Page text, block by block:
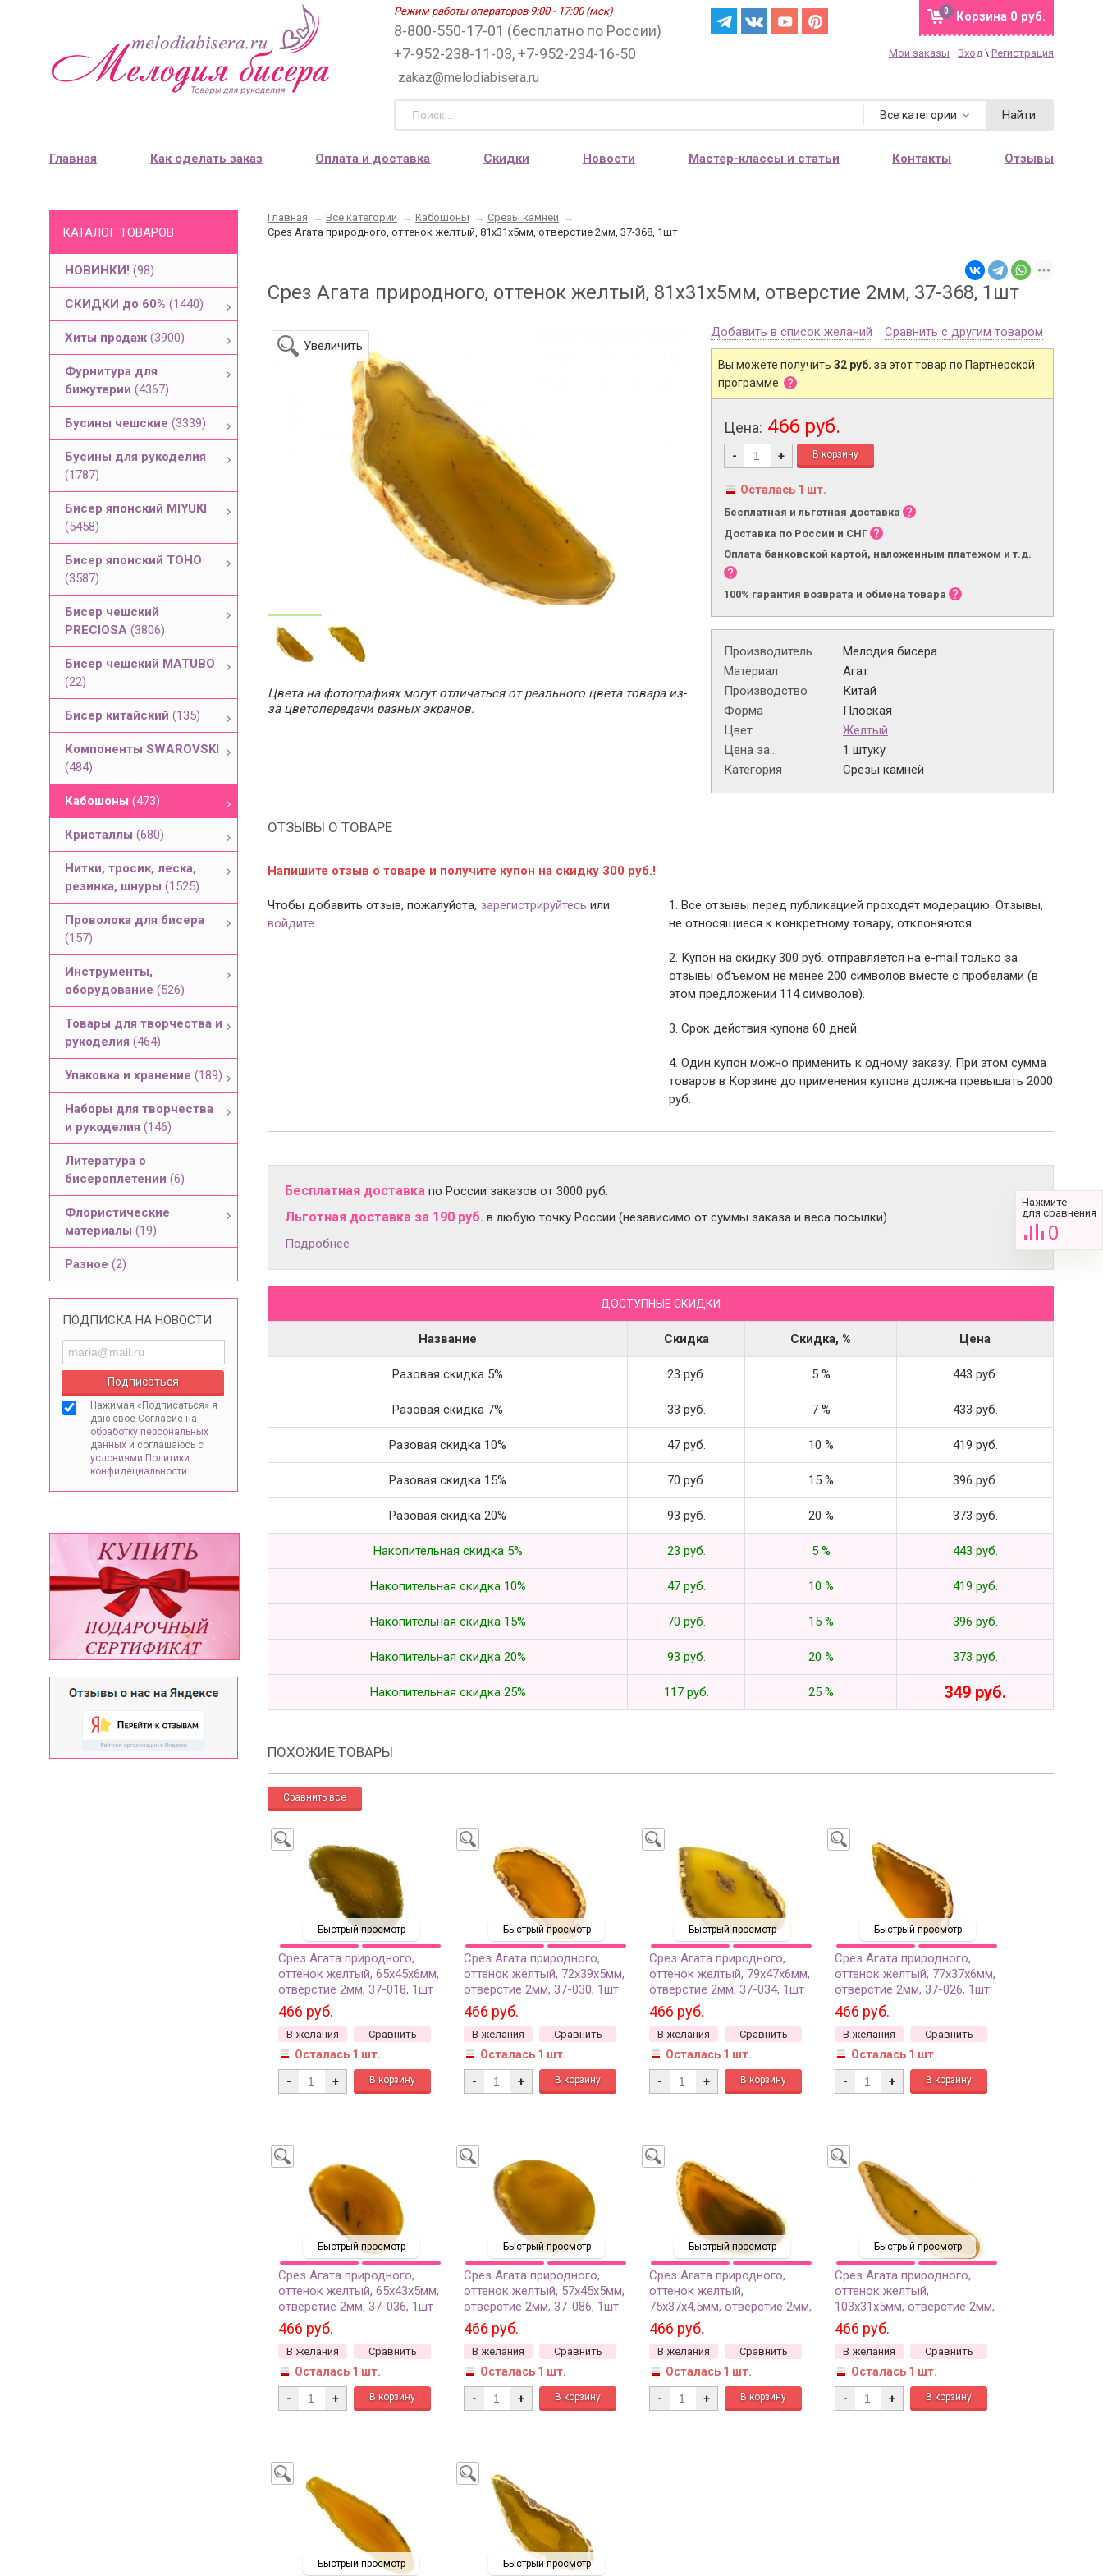
Режим работы операторов 9:00 - 17:00 (мск)
8-800-550-17-01 (бесплатно по России)
+7-952-238-11-03, +7-952-234-16-50
zakaz@melodiabisera.ru
Корзина 0 руб.
0
Мои заказы Вход \ Регистрация
Все категории Найти
Главная Как сделать заказ Оплата и доставка Скидки Новости Мастер-классы и статьи Контакты Отзывы
КАТАЛОГ ТОВАРОВ
НОВИНКИ! (98)
СКИДКИ до 60% (1440)
Хиты продаж (3900)
Фурнитура для
бижутерии (4367)
Бусины чешские (3339)
Бусины для рукоделия
(1787)
Бисер японский MIYUKI
(5458)
Бисер японский TOHO
(3587)
Бисер чешский
PRECIOSA (3806)
Бисер чешский MATUBO
(22)
Бисер китайский (135)
Компоненты SWAROVSKI
(484)
Кабошоны (473)
Кристаллы (680)
Нитки, тросик, леска,
резинка, шнуры (1525)
Проволока для бисера
(157)
Инструменты,
оборудование (526)
Товары для творчества и
рукоделия (464)
Упаковка и хранение (189)
Наборы для творчества
и рукоделия (146)
Литература о
бисероплетении (6)
Флористические
материалы (19)
Разное (2)
ПОДПИСКА НА НОВОСТИ
Нажимая «Подписаться» я
даю свое Согласие на
обработку персональных
данных и соглашаюсь с
условиями Политики
конфидециальности
Главная → Все категории → Кабошоны → Срезы камней
→
Срез Агата природного, оттенок желтый, 81х31х5мм, отверстие 2мм, 37-368, 1шт
Срез Агата природного, оттенок желтый, 81х31х5мм, отверстие 2мм, 37-368, 1шт
Увеличить
Цвета на фотографиях могут отличаться от реального цвета товара из-
за цветопередачи разных экранов.
Добавить в список желаний Сравнить с другим товаром
Вы можете получить 32 руб. за этот товар по Партнерской
программе.
Цена: 466 руб.
- +
Осталась 1 шт.
Бесплатная и льготная доставка
Доставка по России и СНГ
Оплата банковской картой, наложенным платежом и т.д.
100% гарантия возврата и обмена товара
Производитель
Мелодия бисера
Материал
Агат
Производство
Китай
Форма
Плоская
Цвет
Желтый
Цена за...
1 штуку
Категория
Срезы камней
ОТЗЫВЫ О ТОВАРЕ
Напишите отзыв о товаре и получите купон на скидку 300 руб.!
Чтобы добавить отзыв, пожалуйста, зарегистрируйтесь или
войдите
1. Все отзывы перед публикацией проходят модерацию. Отзывы,
не относящиеся к конкретному товару, отклоняются.
2. Купон на скидку 300 руб. отправляется на e-mail только за
отзывы объемом не менее 200 символов вместе с пробелами (в
этом предложении 114 символов).
3. Срок действия купона 60 дней.
4. Один купон можно применить к одному заказу. При этом сумма
товаров в Корзине до применения купона должна превышать 2000
руб.
Бесплатная доставка по России заказов от 3000 руб.
Льготная доставка за 190 руб. в любую точку России (независимо от суммы заказа и веса посылки).
Подробнее
ДОСТУПНЫЕ СКИДКИ
Название Скидка Скидка, % Цена
Разовая скидка 5% 23 руб. 5 % 443 руб.
Разовая скидка 7% 33 руб. 7 % 433 руб.
Разовая скидка 10% 47 руб. 10 % 419 руб.
Разовая скидка 15% 70 руб. 15 % 396 руб.
Разовая скидка 20% 93 руб. 20 % 373 руб.
Накопительная скидка 5% 23 руб. 5 % 443 руб.
Накопительная скидка 10% 47 руб. 10 % 419 руб.
Накопительная скидка 15% 70 руб. 15 % 396 руб.
Накопительная скидка 20% 93 руб. 20 % 373 руб.
Накопительная скидка 25% 117 руб. 25 % 349 руб.
ПОХОЖИЕ ТОВАРЫ
Быстрый просмотр
Срез Агата природного,
оттенок желтый, 65х45х6мм,
отверстие 2мм, 37-018, 1шт
466 руб.
В желания Сравнить
Осталась 1 шт.
- +
Быстрый просмотр
Срез Агата природного,
оттенок желтый, 72х39х5мм,
отверстие 2мм, 37-030, 1шт
466 руб.
В желания Сравнить
Осталась 1 шт.
- +
Быстрый просмотр
Срез Агата природного,
оттенок желтый, 79х47х6мм,
отверстие 2мм, 37-034, 1шт
466 руб.
В желания Сравнить
Осталась 1 шт.
- +
Быстрый просмотр
Срез Агата природного,
оттенок желтый, 77х37х6мм,
отверстие 2мм, 37-026, 1шт
466 руб.
В желания Сравнить
Осталась 1 шт.
- +
Быстрый просмотр
Срез Агата природного,
оттенок желтый, 65х43х5мм,
отверстие 2мм, 37-036, 1шт
466 руб.
В желания Сравнить
Осталась 1 шт.
- +
Быстрый просмотр
Срез Агата природного,
оттенок желтый, 57х45х5мм,
отверстие 2мм, 37-086, 1шт
466 руб.
В желания Сравнить
Осталась 1 шт.
- +
Быстрый просмотр
Срез Агата природного,
оттенок желтый,
75х37х4,5мм, отверстие 2мм,
37-315, 1шт
466 руб.
В желания Сравнить
Осталась 1 шт.
- +
Быстрый просмотр
Срез Агата природного,
оттенок желтый,
103х31х5мм, отверстие 2мм,
37-374, 1шт
466 руб.
В желания Сравнить
Осталась 1 шт.
- +
Быстрый просмотр Быстрый просмотр
Нажмите
для сравнения
0